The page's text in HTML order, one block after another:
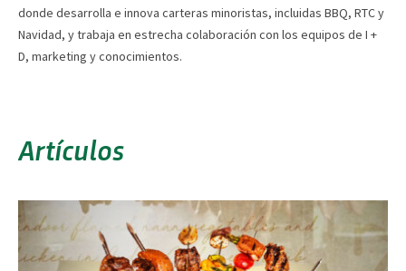
donde desarrolla e innova carteras minoristas, incluidas BBQ, RTC y
Navidad, y trabaja en estrecha colaboración con los equipos de I +
D, marketing y conocimientos.
Artículos